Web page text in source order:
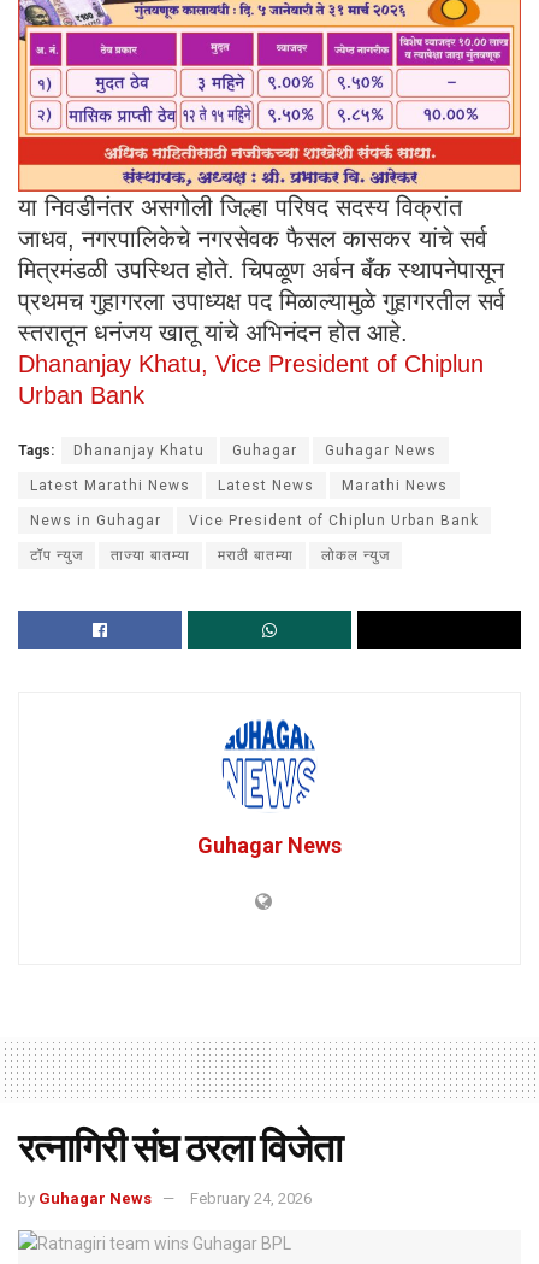
या निवडीनंतर असगोली जिल्हा परिषद सदस्य विक्रांत
जाधव, नगरपालिकेचे नगरसेवक फैसल कासकर यांचे सर्व
मित्रमंडळी उपस्थित होते. चिपळूण अर्बन बँक स्थापनेपासून
प्रथमच गुहागरला उपाध्यक्ष पद मिळाल्यामुळे गुहागरतील सर्व
स्तरातून धनंजय खातू यांचे अभिनंदन होत आहे.
Dhananjay Khatu, Vice President of Chiplun
Urban Bank
Tags: Dhananjay Khatu Guhagar Guhagar News
Latest Marathi News Latest News Marathi News
News in Guhagar Vice President of Chiplun Urban Bank
टॉप न्युज ताज्या बातम्या मराठी बातम्या लोकल न्युज
Guhagar News
रत्नागिरी संघ ठरला विजेता
by Guhagar News February 24, 2026